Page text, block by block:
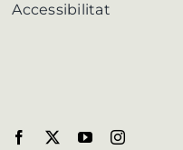
Accessibilitat